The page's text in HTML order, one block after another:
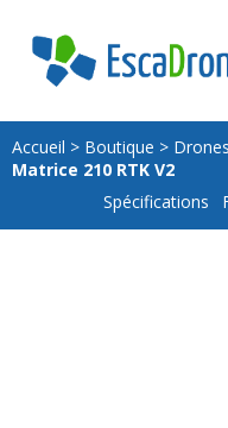
Accueil > Boutique >
Matrice 210 RTK V2
Spécifications